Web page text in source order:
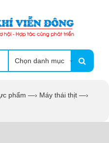
Chọn danh mục
phẩm —› Máy thái thịt —›